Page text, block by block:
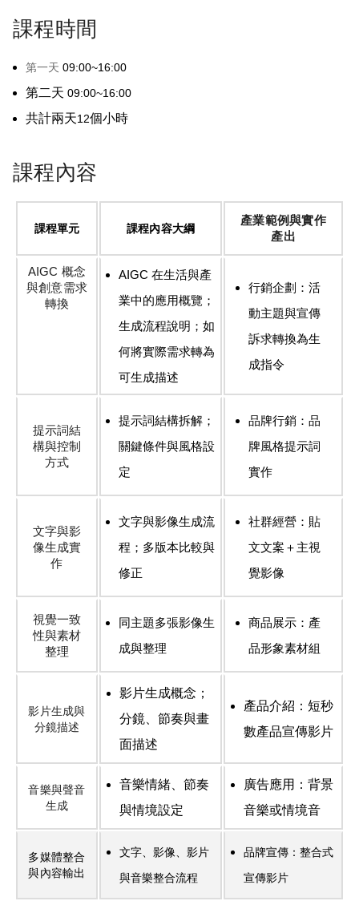
課程時間
第一天 09:00~16:00
第二天 09:00~16:00
共計兩天12個小時
課程內容
課程單元 課程內容大綱
產業範例與實作
產出
AIGC 概念
與創意需求
轉換
AIGC 在生活與產
業中的應用概覽；
生成流程說明；如
何將實際需求轉為
可生成描述
行銷企劃：活
動主題與宣傳
訴求轉換為生
成指令
提示詞結
構與控制
方式
提示詞結構拆解；
關鍵條件與風格設
定
品牌行銷：品
牌風格提示詞
實作
文字與影
像生成實
作
文字與影像生成流
程；多版本比較與
修正
社群經營：貼
文文案＋主視
覺影像
視覺一致
性與素材
整理
同主題多張影像生
成與整理
商品展示：產
品形象素材組
影片生成與
分鏡描述
影片生成概念；
分鏡、節奏與畫
面描述
產品介紹：短秒
數產品宣傳影片
音樂與聲音
生成
音樂情緒、節奏
與情境設定
廣告應用：背景
音樂或情境音
多媒體整合
與內容輸出
文字、影像、影片
與音樂整合流程
品牌宣傳：整合式
宣傳影片